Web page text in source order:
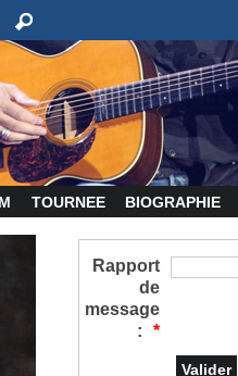
TOURNEE BIOGRAPHIE
Rapport
de
message
:
*